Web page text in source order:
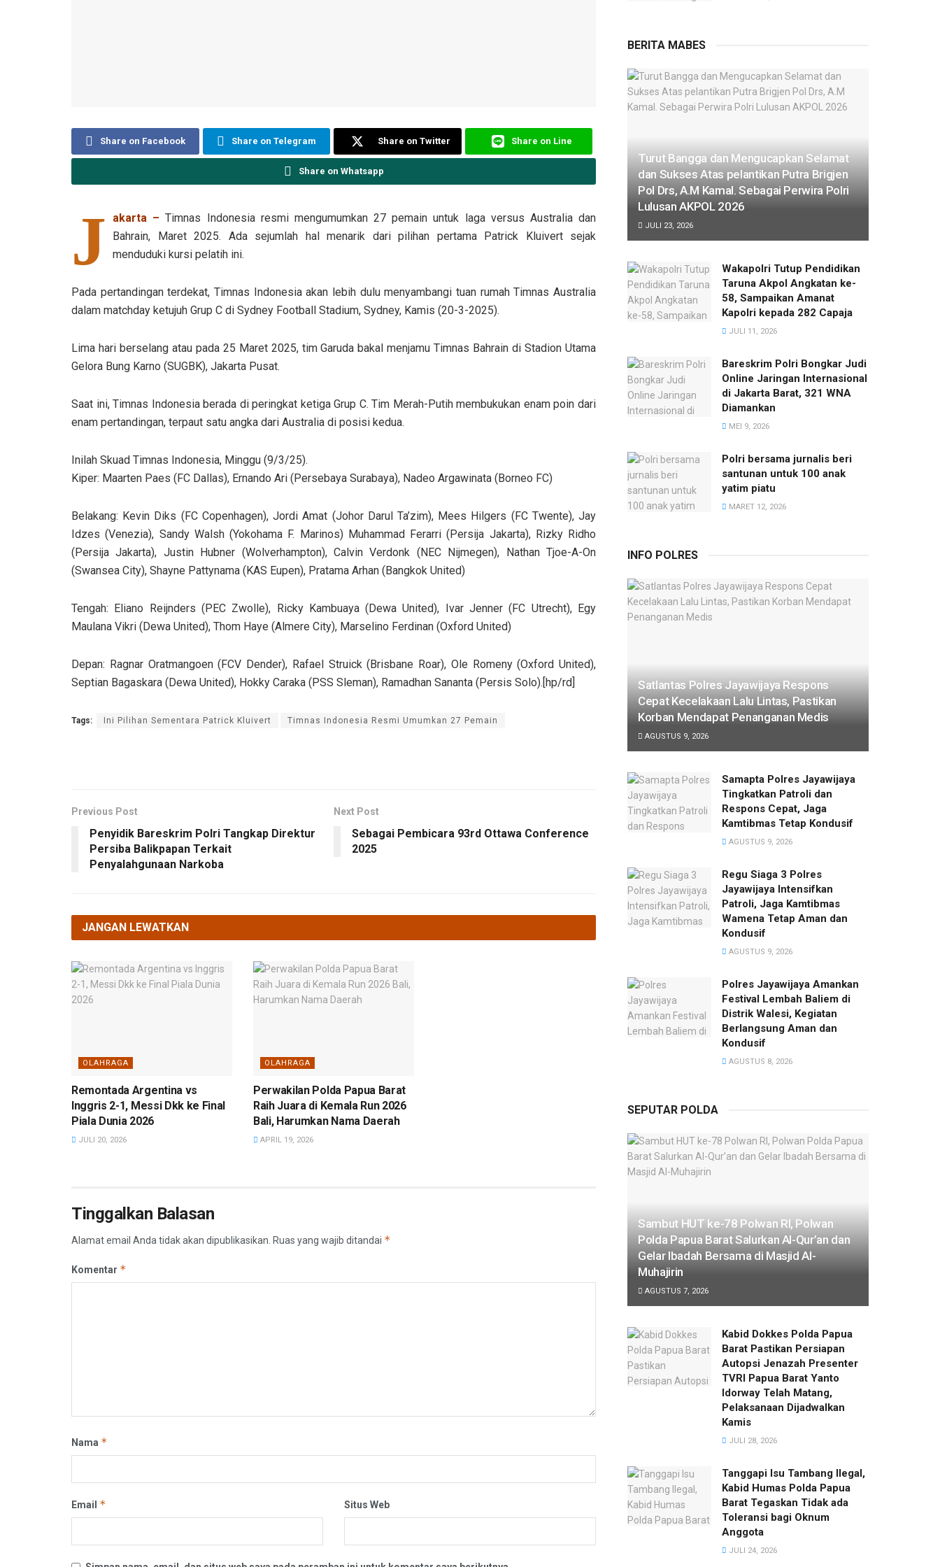
Share on Facebook Share on Telegram Share on Twitter Share on Line
Share on Whatsapp
J akarta – Timnas Indonesia resmi mengumumkan 27 pemain untuk laga versus Australia dan
Bahrain, Maret 2025. Ada sejumlah hal menarik dari pilihan pertama Patrick Kluivert sejak
menduduki kursi pelatih ini.
Pada pertandingan terdekat, Timnas Indonesia akan lebih dulu menyambangi tuan rumah Timnas Australia
dalam matchday ketujuh Grup C di Sydney Football Stadium, Sydney, Kamis (20-3-2025).
Lima hari berselang atau pada 25 Maret 2025, tim Garuda bakal menjamu Timnas Bahrain di Stadion Utama
Gelora Bung Karno (SUGBK), Jakarta Pusat.
Saat ini, Timnas Indonesia berada di peringkat ketiga Grup C. Tim Merah-Putih membukukan enam poin dari
enam pertandingan, terpaut satu angka dari Australia di posisi kedua.
Inilah Skuad Timnas Indonesia, Minggu (9/3/25).
Kiper: Maarten Paes (FC Dallas), Ernando Ari (Persebaya Surabaya), Nadeo Argawinata (Borneo FC)
Belakang: Kevin Diks (FC Copenhagen), Jordi Amat (Johor Darul Ta’zim), Mees Hilgers (FC Twente), Jay
Idzes (Venezia), Sandy Walsh (Yokohama F. Marinos) Muhammad Ferarri (Persija Jakarta), Rizky Ridho
(Persija Jakarta), Justin Hubner (Wolverhampton), Calvin Verdonk (NEC Nijmegen), Nathan Tjoe-A-On
(Swansea City), Shayne Pattynama (KAS Eupen), Pratama Arhan (Bangkok United)
Tengah: Eliano Reijnders (PEC Zwolle), Ricky Kambuaya (Dewa United), Ivar Jenner (FC Utrecht), Egy
Maulana Vikri (Dewa United), Thom Haye (Almere City), Marselino Ferdinan (Oxford United)
Depan: Ragnar Oratmangoen (FCV Dender), Rafael Struick (Brisbane Roar), Ole Romeny (Oxford United),
Septian Bagaskara (Dewa United), Hokky Caraka (PSS Sleman), Ramadhan Sananta (Persis Solo).[hp/rd]
Tags: Ini Pilihan Sementara Patrick Kluivert Timnas Indonesia Resmi Umumkan 27 Pemain
Previous Post
Penyidik Bareskrim Polri Tangkap Direktur
Persiba Balikpapan Terkait
Penyalahgunaan Narkoba
Next Post
Sebagai Pembicara 93rd Ottawa Conference
2025
JANGAN LEWATKAN
OLAHRAGA
Remontada Argentina vs
Inggris 2-1, Messi Dkk ke Final
Piala Dunia 2026
JULI 20, 2026
OLAHRAGA
Perwakilan Polda Papua Barat
Raih Juara di Kemala Run 2026
Bali, Harumkan Nama Daerah
APRIL 19, 2026
Tinggalkan Balasan
Alamat email Anda tidak akan dipublikasikan. Ruas yang wajib ditandai *
Komentar *
Nama *
Email * Situs Web
BERITA MABES
Turut Bangga dan Mengucapkan Selamat
dan Sukses Atas pelantikan Putra Brigjen
Pol Drs, A.M Kamal. Sebagai Perwira Polri
Lulusan AKPOL 2026
JULI 23, 2026
Wakapolri Tutup Pendidikan
Taruna Akpol Angkatan ke-
58, Sampaikan Amanat
Kapolri kepada 282 Capaja
JULI 11, 2026
Bareskrim Polri Bongkar Judi
Online Jaringan Internasional
di Jakarta Barat, 321 WNA
Diamankan
MEI 9, 2026
Polri bersama jurnalis beri
santunan untuk 100 anak
yatim piatu
MARET 12, 2026
INFO POLRES
Satlantas Polres Jayawijaya Respons
Cepat Kecelakaan Lalu Lintas, Pastikan
Korban Mendapat Penanganan Medis
AGUSTUS 9, 2026
Samapta Polres Jayawijaya
Tingkatkan Patroli dan
Respons Cepat, Jaga
Kamtibmas Tetap Kondusif
AGUSTUS 9, 2026
Regu Siaga 3 Polres
Jayawijaya Intensifkan
Patroli, Jaga Kamtibmas
Wamena Tetap Aman dan
Kondusif
AGUSTUS 9, 2026
Polres Jayawijaya Amankan
Festival Lembah Baliem di
Distrik Walesi, Kegiatan
Berlangsung Aman dan
Kondusif
AGUSTUS 8, 2026
SEPUTAR POLDA
Sambut HUT ke-78 Polwan RI, Polwan
Polda Papua Barat Salurkan Al-Qur’an dan
Gelar Ibadah Bersama di Masjid Al-
Muhajirin
AGUSTUS 7, 2026
Kabid Dokkes Polda Papua
Barat Pastikan Persiapan
Autopsi Jenazah Presenter
TVRI Papua Barat Yanto
Idorway Telah Matang,
Pelaksanaan Dijadwalkan
Kamis
JULI 28, 2026
Tanggapi Isu Tambang Ilegal,
Kabid Humas Polda Papua
Barat Tegaskan Tidak ada
Toleransi bagi Oknum
Anggota
JULI 24, 2026